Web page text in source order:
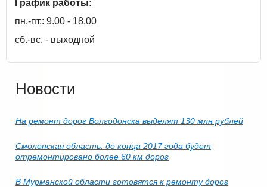
График работы:
пн.-пт.: 9.00 - 18.00
сб.-вс. - выходной
Новости
На ремонт дорог Волгодонска выделят 130 млн рублей
Смоленская область: до конца 2017 года будет
отремонтировано более 60 км дорог
В Мурманской области готовятся к ремонту дорог